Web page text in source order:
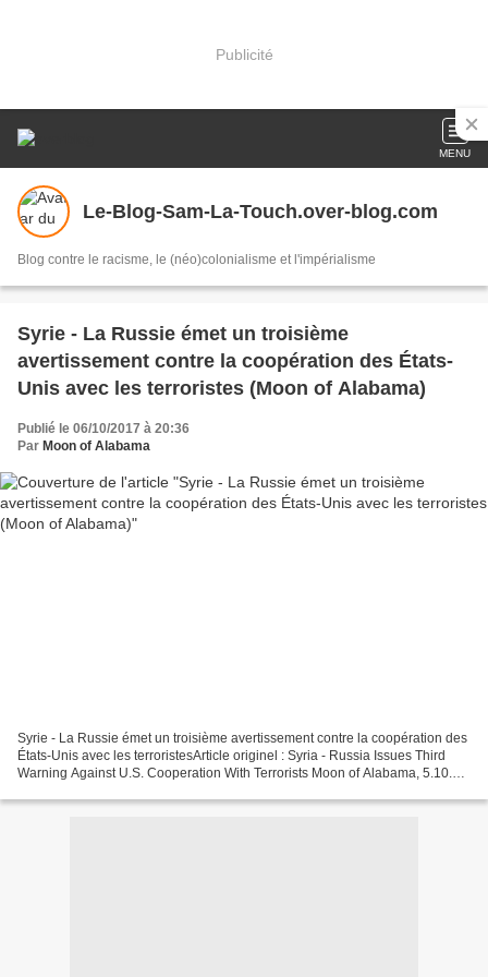
Publicité
MENU
Le-Blog-Sam-La-Touch.over-blog.com
Blog contre le racisme, le (néo)colonialisme et l'impérialisme
Syrie - La Russie émet un troisième
avertissement contre la coopération des États-
Unis avec les terroristes (Moon of Alabama)
Publié le 06/10/2017 à 20:36
Par Moon of Alabama
Syrie - La Russie émet un troisième avertissement contre la coopération des
États-Unis avec les terroristesArticle originel : Syria - Russia Issues Third
Warning Against U.S. Cooperation With Terrorists Moon of Alabama, 5.10.17